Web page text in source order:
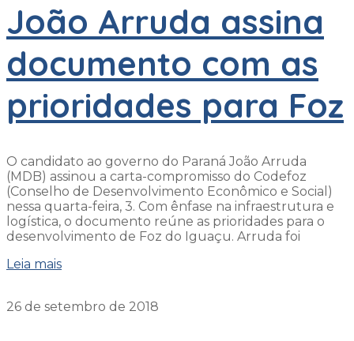
João Arruda assina
documento com as
prioridades para Foz
O candidato ao governo do Paraná João Arruda
(MDB) assinou a carta-compromisso do Codefoz
(Conselho de Desenvolvimento Econômico e Social)
nessa quarta-feira, 3. Com ênfase na infraestrutura e
logística, o documento reúne as prioridades para o
desenvolvimento de Foz do Iguaçu. Arruda foi
Leia mais
26 de setembro de 2018